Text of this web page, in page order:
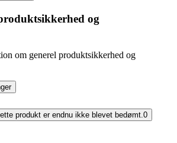
og
om generel produktsikkerhed og
produkt er endnu ikke blevet bedømt. 0